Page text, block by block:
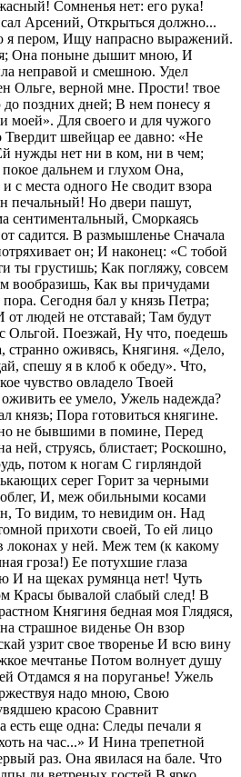
Сомненья нет: его рука!
Арсений, Открыться должно...
я пером, Ищу напрасно выражений.
Она поныне дышит мною, И
неправой и смешною. Удел
Ольге, верной мне. Прости! твое
поздних дней; В нем понесу я
моей». Для своего и для чужого
швейцар ее давно: «Не
нужды нет ни в ком, ни в чем;
дальнем и глухом Она,
с места одного Не сводит взора
печальный! Но двери пашут,
сентиментальный, Сморкаясь
садится. В размышленье Сначала
он; И наконец: «С тобой
ты грустишь; Как погляжу, совсем
вообразишь, Как вы причудами
Сегодня бал у князь Петра;
от людей не отставай; Там будут
Ольгой. Поезжай, Ну что, поедешь
оживясь, Княгиня. «Дело,
спешу я в клоб к обеду». Что,
чувство овладело Твоей
ее умело, Ужель надежда?
князь; Пора готовиться княгине.
не бывшими в помине, Перед
ней, струясь, блистает; Роскошно,
потом к ногам С гирляндой
серег Горит за черными
И, меж обильными косами
То видим, то невидим он. Над
прихоти своей, То ей лицо
локонах у ней. Меж тем (к какому
гроза!) Ее потухшие глаза
И на щеках румянца нет! Чуть
Красы бывалой слабый след! В
Княгиня бедная моя Глядяся,
страшное виденье Он взор
узрит свое творенье И всю вину
мечтанье Потом волнует душу
Отдамся я на поруганье! Ужель
надо мною, Свою
красою Сравнит
еще одна: Следы печали я
на час...» И Нина трепетной
раз. Она явилася на бале. Что